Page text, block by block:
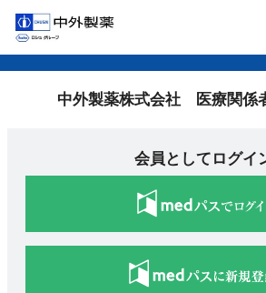
中外製薬株式会社 医療関係
会員としてログイ